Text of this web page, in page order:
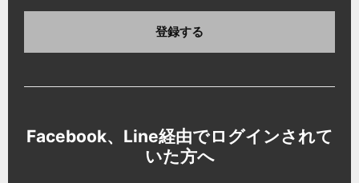
登録する
Facebook、Line経由でログインされて
いた方へ